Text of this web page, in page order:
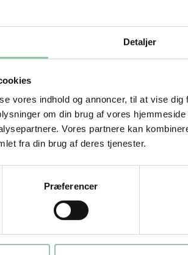
Detaljer
vores indhold og annoncer, til at vise
om din brug af vores
Vores partnere kan
fra din brug af deres tjenester.
Præferencer